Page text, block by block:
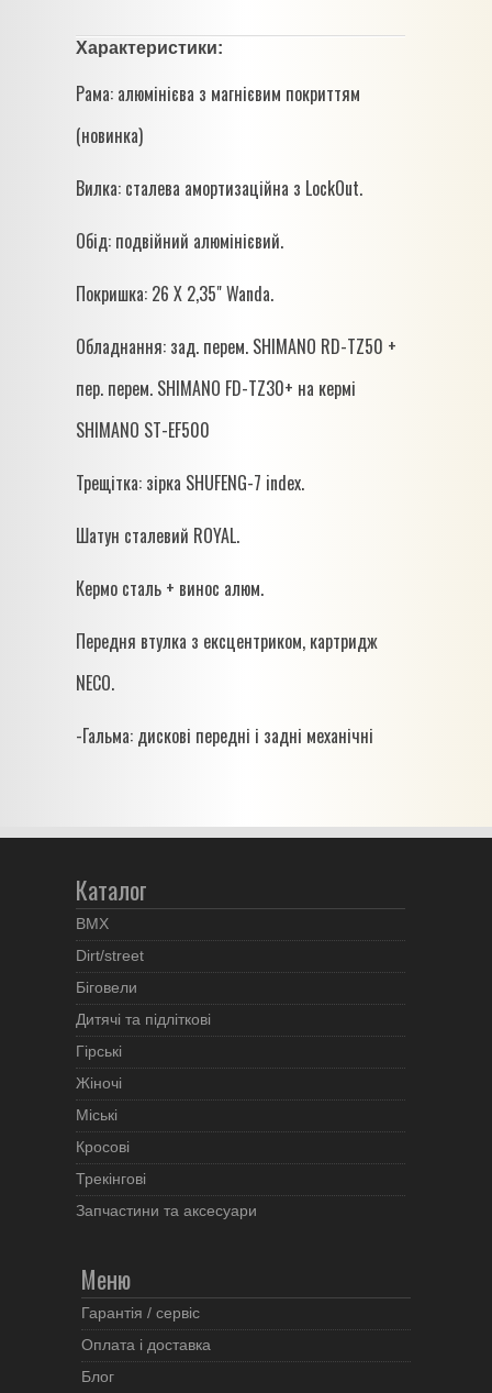
Характеристики:
Рама: алюмінієва з магнієвим покриттям
(новинка)
Вилка: сталева амортизаційна з LockOut.
Обід: подвійний алюмінієвий.
Покришка: 26 X 2,35" Wanda.
Обладнання: зад. перем. SHIMANO RD-TZ50 +
пер. перем. SHIMANO FD-TZ30+ на кермі
SHIMANO ST-EF500
Трещітка: зірка SHUFENG-7 index.
Шатун сталевий ROYAL.
Кермо сталь + винос алюм.
Передня втулка з ексцентриком, картридж
NECO.
-Гальма: дискові передні і задні механічні
Каталог
BMX
Dirt/street
Біговели
Дитячі та підліткові
Гірські
Жіночі
Міські
Кросові
Трекінгові
Запчастини та аксесуари
Меню
Гарантія / сервіс
Оплата і доставка
Блог